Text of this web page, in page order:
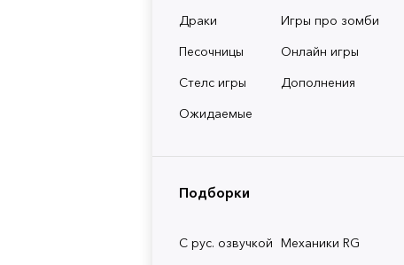
Драки
Игры про зомби
Песочницы
Онлайн игры
Стелс игры
Дополнения
Ожидаемые
Подборки
С рус. озвучкой Механики RG